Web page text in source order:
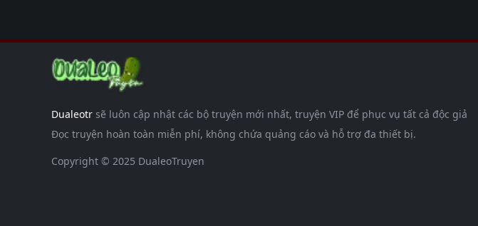
Dualeotr sẽ luôn cập nhật các bộ truyện mới nhất, truyện VIP để phục vụ tất cả độc giả
Đọc truyện hoàn toàn miễn phí, không chứa quảng cáo và hỗ trợ đa thiết bị.
Copyright © 2025 DualeoTruyen